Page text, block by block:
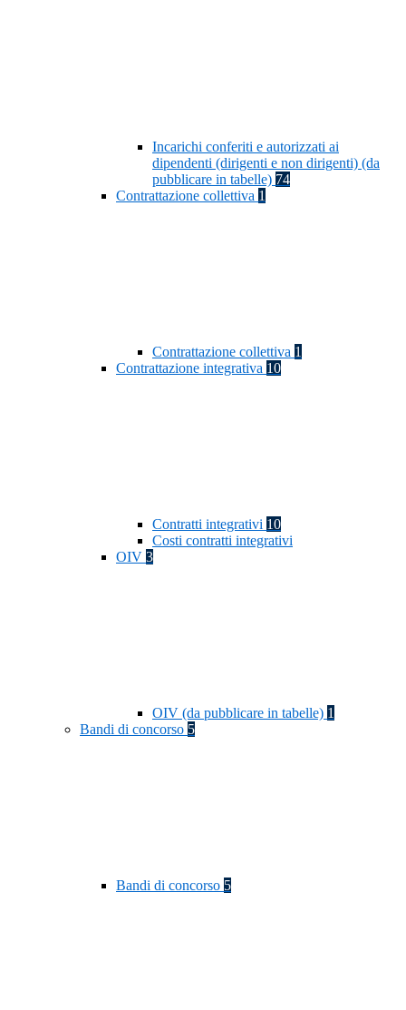
Incarichi conferiti e autorizzati ai
dipendenti (dirigenti e non dirigenti) (da
pubblicare in tabelle) 74
Contrattazione collettiva 1
Contrattazione collettiva 1
Contrattazione integrativa 10
Contratti integrativi 10
Costi contratti integrativi
OIV 3
OIV (da pubblicare in tabelle) 1
Bandi di concorso 5
Bandi di concorso 5